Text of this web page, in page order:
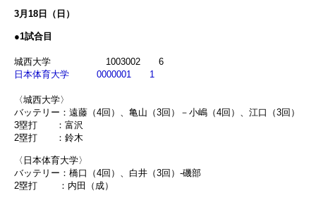
3月18日（日）
●1試合目
城西大学 1003002 6
日本体育大学 0000001 1
〈城西大学〉
バッテリー：遠藤（4回）、亀山（3回）－小嶋（4回）、江口（3回）
3塁打 ：富沢
2塁打 ：鈴木
〈日本体育大学〉
バッテリー：橋口（4回）、白井（3回）-磯部
2塁打 ：内田（成）